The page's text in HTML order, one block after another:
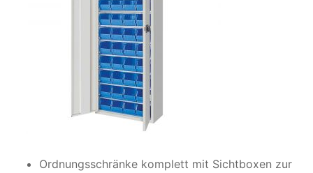
Ordnungsschränke komplett mit Sichtboxen zur